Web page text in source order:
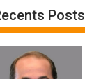
Posts